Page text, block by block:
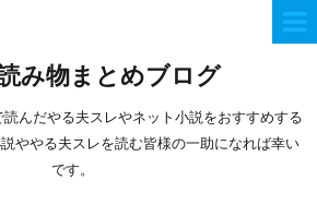
み物まとめブログ
読んだやる夫スレやネット小説をおすすめする
ややる夫スレを読む皆様の一助になれば幸い
です。